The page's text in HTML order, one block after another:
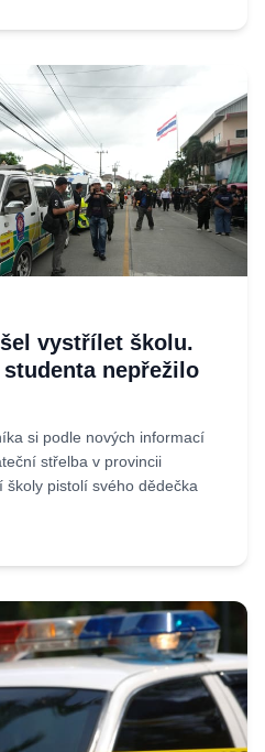
vystřílet školu.
nepřežilo
si podle nových informací
střelba v provincii
pistolí svého dědečka